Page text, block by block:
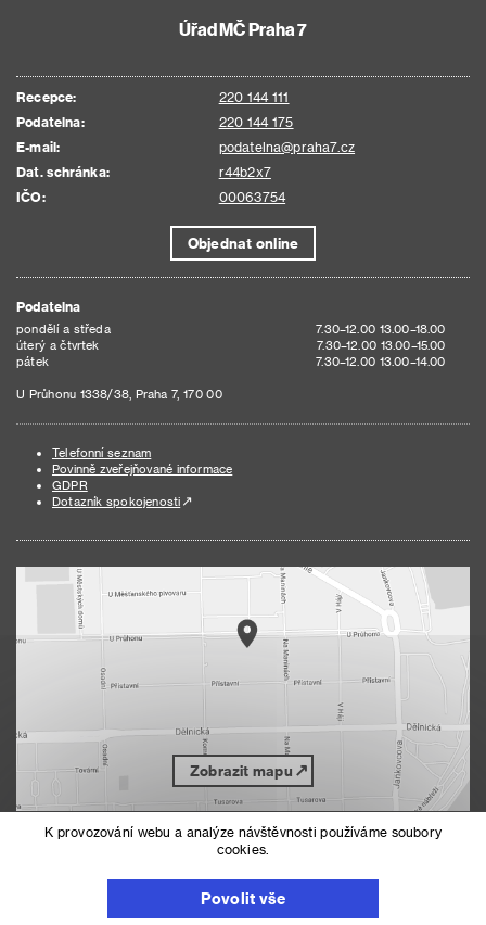
Úřad MČ Praha 7
Recepce:
220 144 111
Podatelna:
220 144 175
E-mail:
podatelna@praha7.cz
Dat. schránka:
r44b2x7
IČO:
00063754
Objednat online
Podatelna
pondělí a středa
7.30–12.00 13.00–18.00
úterý a čtvrtek
7.30–12.00 13.00–15.00
pátek
7.30–12.00 13.00–14.00
U Průhonu 1338/38, Praha 7, 170 00
Telefonní seznam
Povinně zveřejňované informace
GDPR
Dotazník spokojenosti
Zobrazit mapu
Nastavení cookies
K provozování webu a analýze návštěvnosti používáme soubory
cookies.
Povolit vše